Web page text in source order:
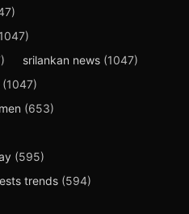
srilankan news (1047)
(1047)
(653)
(595)
trends (594)